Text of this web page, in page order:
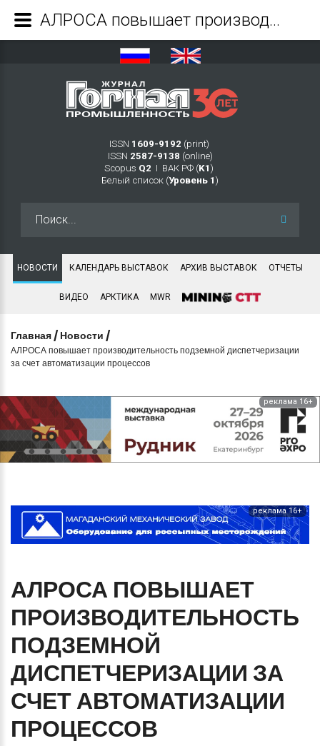
ISSN 1609-9192 (print)
ISSN 2587-9138 (online)
Scopus Q2 Ι ВАК РФ (K1 )
Белый список (Уровень 1 )
НОВОСТИ КАЛЕНДАРЬ ВЫСТАВОК АРХИВ ВЫСТАВОК ОТЧЕТЫ
ВИДЕО АРКТИКА MWR
Главная / Новости /
АЛРОСА повышает производительность подземной диспетчеризации
за счет автоматизации процессов
реклама 16+
реклама 16+
АЛРОСА ПОВЫШАЕТ
ПРОИЗВОДИТЕЛЬНОСТЬ
ПОДЗЕМНОЙ
ДИСПЕТЧЕРИЗАЦИИ ЗА
СЧЕТАВТОМАТИЗАЦИИ
ПРОЦЕССОВ
АЛРОСА повышает производительность подземной диспетчеризации за счет автоматизации процессов - Журнал Горная промышленность